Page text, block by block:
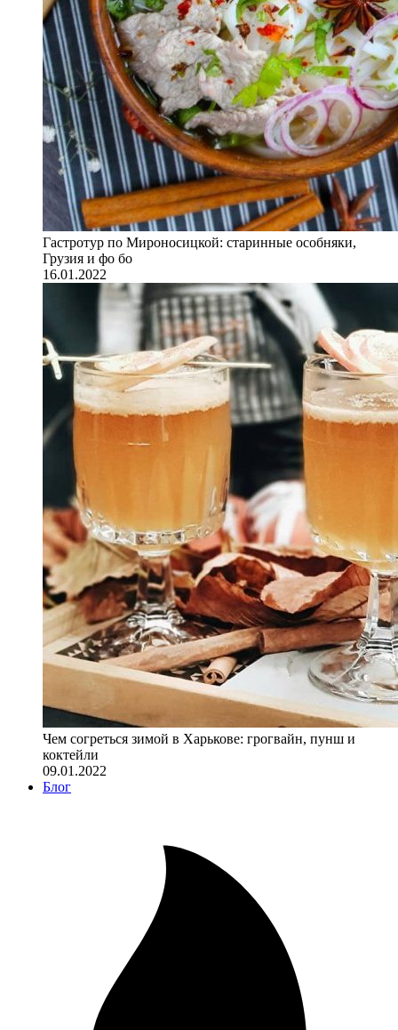
Гастротур по Мироносицкой: старинные особняки,
Грузия и фо бо
16.01.2022
Чем согреться зимой в Харькове: грогвайн, пунш и
коктейли
09.01.2022
Блог